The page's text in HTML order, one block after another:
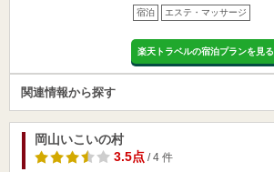
宿泊 エステ・マッサージ
楽天トラベルの宿泊プランを見る
関連情報から探す
岡山いこいの村
3.5点/ 4 件